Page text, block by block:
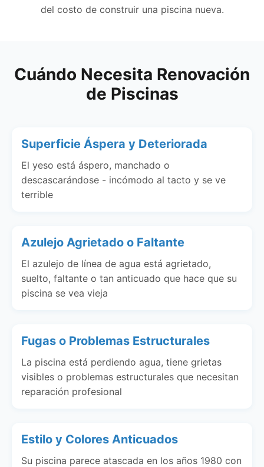
del costo de construir una piscina nueva.
Cuándo Necesita Renovación
de Piscinas
Superficie Áspera y Deteriorada
El yeso está áspero, manchado o
descascarándose - incómodo al tacto y se ve
terrible
Azulejo Agrietado o Faltante
El azulejo de línea de agua está agrietado,
suelto, faltante o tan anticuado que hace que su
piscina se vea vieja
Fugas o Problemas Estructurales
La piscina está perdiendo agua, tiene grietas
visibles o problemas estructurales que necesitan
reparación profesional
Estilo y Colores Anticuados
Su piscina parece atascada en los años 1980 con